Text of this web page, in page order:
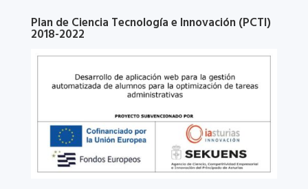
Plan de Ciencia Tecnología e Innovación (PCTI)
2018-2022